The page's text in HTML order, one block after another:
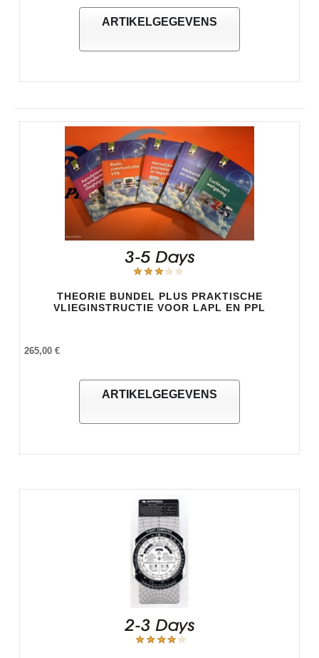
ARTIKELGEGEVENS
THEORIE BUNDEL PLUS PRAKTISCHE
VLIEGINSTRUCTIE VOOR LAPL EN PPL
265,00 €
ARTIKELGEGEVENS